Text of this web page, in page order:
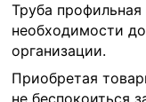
Труба
необходимости
организации.
Приобретая
не беспокоиться